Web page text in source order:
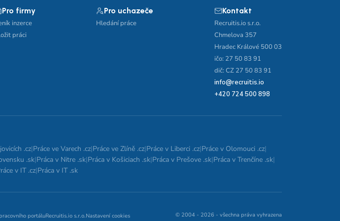
Pro firmy
inzerce
práci
Pro uchazeče
Hledání práce
Kontakt
Recruitis.io s.r.o.
Chmelova 357
Hradec Králové 500 03
ičo: 27 50 83 91
dič: CZ 27 50 83 91
info@recruitis.io
+420 724 500 898
.cz|Práce ve Varech .cz|Práce ve Zlíně .cz|Práce v Liberci .cz|Práce v Olomouci .cz|
.sk|Práca v Nitre .sk|Práca v Košiciach .sk|Práca v Prešove .sk|Práca v Trenčíne .sk|
v IT .cz|Práca v IT .sk
portáluRecruitis.io s.r.o.Nastavení cookies © 2004 - 2026 - všechna práva vyhrazena